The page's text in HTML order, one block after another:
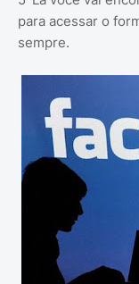
para acessar o
sempre.